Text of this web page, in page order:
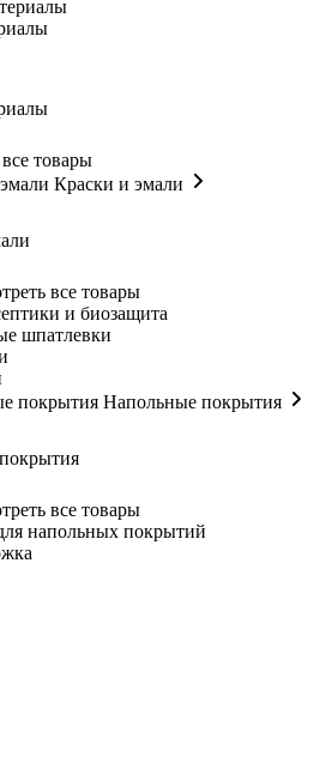
товары
Краски и эмали
все товары
и биозащита
шпатлевки
Напольные покрытия
все товары
напольных покрытий